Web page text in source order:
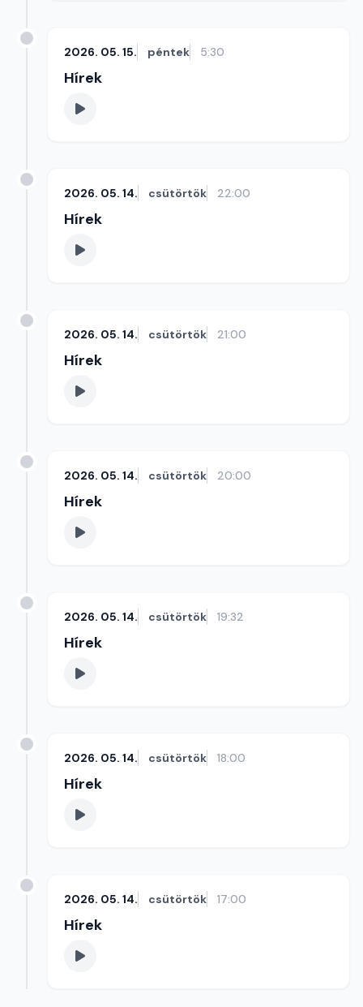
2026. 05. 15. péntek 5:30
Hírek
2026. 05. 14. csütörtök 22:00
Hírek
2026. 05. 14. csütörtök 21:00
Hírek
2026. 05. 14. csütörtök 20:00
Hírek
2026. 05. 14. csütörtök 19:32
Hírek
2026. 05. 14. csütörtök 18:00
Hírek
2026. 05. 14. csütörtök 17:00
Hírek